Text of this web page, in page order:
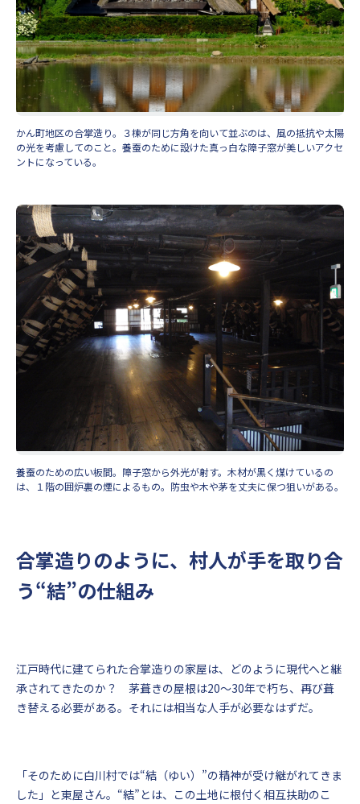
かん町地区の合掌造り。３棟が同じ方角を向いて並ぶのは、風の抵抗や太陽
の光を考慮してのこと。養蚕のために設けた真っ白な障子窓が美しいアクセ
ントになっている。
養蚕のための広い板間。障子窓から外光が射す。木材が黒く煤けているの
は、１階の囲炉裏の煙によるもの。防虫や木や茅を丈夫に保つ狙いがある。
合掌造りのように、村人が手を取り合
う“結”の仕組み
江戸時代に建てられた合掌造りの家屋は、どのように現代へと継
承されてきたのか？ 茅葺きの屋根は20〜30年で朽ち、再び葺
き替える必要がある。それには相当な人手が必要なはずだ。
「そのために白川村では“結（ゆい）”の精神が受け継がれてきま
した」と東屋さん。“結”とは、この土地に根付く相互扶助のこ